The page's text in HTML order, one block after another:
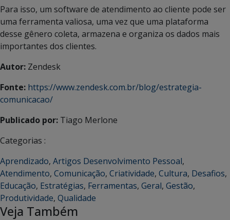
Para isso, um software de atendimento ao cliente pode ser
uma ferramenta valiosa, uma vez que uma plataforma
desse gênero coleta, armazena e organiza os dados mais
importantes dos clientes.
Autor: Zendesk
Fonte: https://www.zendesk.com.br/blog/estrategia-
comunicacao/
Publicado por: Tiago Merlone
Categorias :
Aprendizado, Artigos Desenvolvimento Pessoal,
Atendimento, Comunicação, Criatividade, Cultura, Desafios,
Educação, Estratégias, Ferramentas, Geral, Gestão,
Produtividade, Qualidade
Veja Também